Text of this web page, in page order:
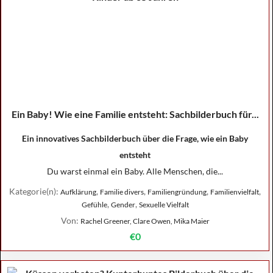
Ein Baby! Wie eine Familie entsteht: Sachbilderbuch für...
Ein innovatives Sachbilderbuch über die Frage, wie ein Baby
entsteht
Du warst einmal ein Baby. Alle Menschen, die...
Kategorie(n): Aufklärung, Familie divers, Familiengründung, Familienvielfalt,
Gefühle, Gender, Sexuelle Vielfalt
Von: Rachel Greener, Clare Owen, Mika Maier
€0